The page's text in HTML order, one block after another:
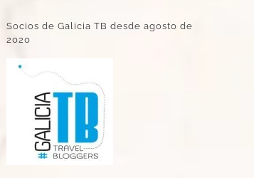
Socios de Galicia TB desde agosto de
2020